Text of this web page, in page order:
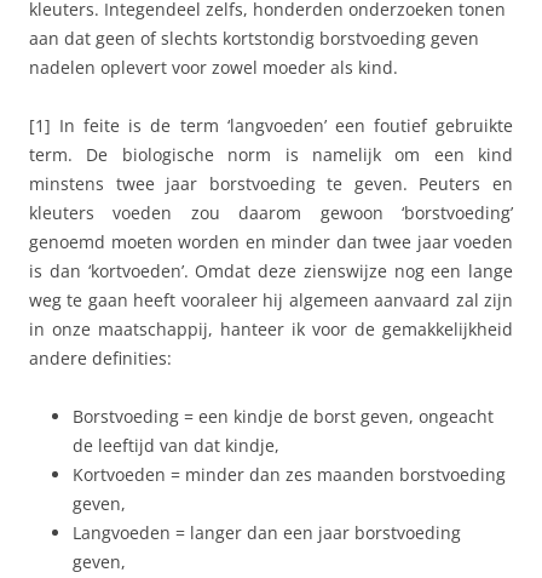
kleuters. Integendeel zelfs, honderden onderzoeken tonen
aan dat geen of slechts kortstondig borstvoeding geven
nadelen oplevert voor zowel moeder als kind.
[1] In feite is de term ‘langvoeden’ een foutief gebruikte
term. De biologische norm is namelijk om een kind
minstens twee jaar borstvoeding te geven. Peuters en
kleuters voeden zou daarom gewoon ‘borstvoeding’
genoemd moeten worden en minder dan twee jaar voeden
is dan ‘kortvoeden’. Omdat deze zienswijze nog een lange
weg te gaan heeft vooraleer hij algemeen aanvaard zal zijn
in onze maatschappij, hanteer ik voor de gemakkelijkheid
andere definities:
Borstvoeding = een kindje de borst geven, ongeacht
de leeftijd van dat kindje,
Kortvoeden = minder dan zes maanden borstvoeding
geven,
Langvoeden = langer dan een jaar borstvoeding
geven,